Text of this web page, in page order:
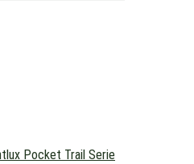
Pocket Trail Serie